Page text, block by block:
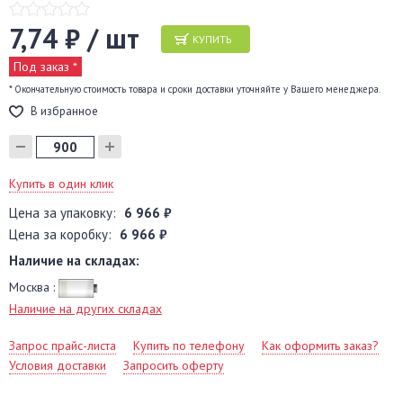
7,74 ₽ / шт КУПИТЬ
Под заказ *
* Окончательную стоимость товара и сроки доставки уточняйте у Вашего менеджера.
В избранное
Купить в один клик
Цена за упаковку: 6 966 ₽
Цена за коробку: 6 966 ₽
Наличие на складах:
Москва :
Наличие на других складах
Запрос прайс-листа Купить по телефону
Как оформить заказ?
Условия доставки
Запросить оферту